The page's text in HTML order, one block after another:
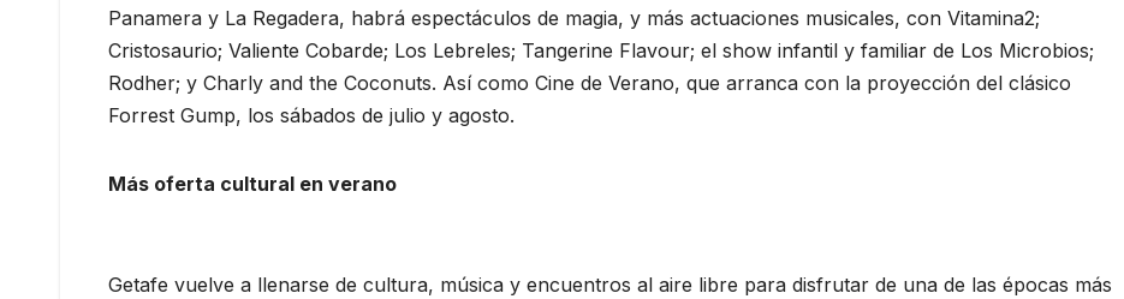
Panamera y La Regadera, habrá espectáculos de magia, y más actuaciones musicales, con Vitamina2;
Cristosaurio; Valiente Cobarde; Los Lebreles; Tangerine Flavour; el show infantil y familiar de Los Microbios;
Rodher; y Charly and the Coconuts. Así como Cine de Verano, que arranca con la proyección del clásico
Forrest Gump, los sábados de julio y agosto.
Más oferta cultural en verano
Getafe vuelve a llenarse de cultura, música y encuentros al aire libre para disfrutar de una de las épocas más